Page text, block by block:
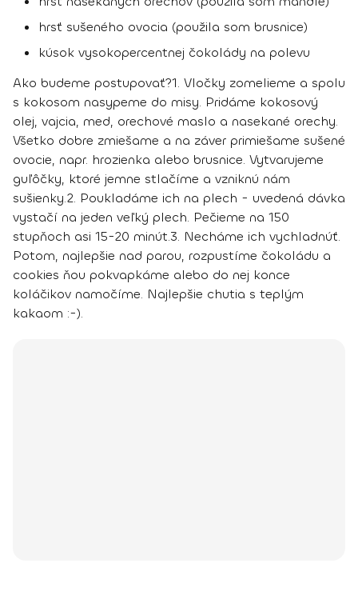
hrsť sušeného ovocia (použila som brusnice)
kúsok vysokopercentnej čokolády na polevu
Ako budeme postupovať?1. Vločky zomelieme a spolu
s kokosom nasypeme do misy. Pridáme kokosový
olej, vajcia, med, orechové maslo a nasekané orechy.
Všetko dobre zmiešame a na záver primiešame sušené
ovocie, napr. hrozienka alebo brusnice. Vytvarujeme
guľôčky, ktoré jemne stlačíme a vzniknú nám
sušienky.2. Poukladáme ich na plech - uvedená dávka
vystačí na jeden veľký plech. Pečieme na 150
stupňoch asi 15-20 minút.3. Necháme ich vychladnúť.
Potom, najlepšie nad parou, rozpustíme čokoládu a
cookies ňou pokvapkáme alebo do nej konce
koláčikov namočíme. Najlepšie chutia s teplým
kakaom :-).